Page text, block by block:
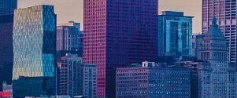
闭循环磁场探针台
低温磁场探针台
ICE低温恒温器
磁场产品
MPI
MPI
MPI TS200+Nano5G矢量负载拉力测量
试、PCB板级测试等
企业简介